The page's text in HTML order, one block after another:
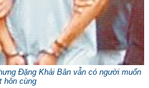
Đặng Khải Bân vẫn có người muốn
hôn cùng